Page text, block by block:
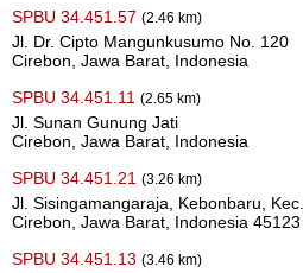
SPBU 34.451.57 (2.46 km)
Jl. Dr. Cipto Mangunkusumo No. 120
Cirebon, Jawa Barat, Indonesia
SPBU 34.451.11 (2.65 km)
Jl. Sunan Gunung Jati
Cirebon, Jawa Barat, Indonesia
SPBU 34.451.21 (3.26 km)
Jl. Sisingamangaraja, Kebonbaru,
Cirebon, Jawa Barat, Indonesia 45123
SPBU 34.451.13 (3.46 km)